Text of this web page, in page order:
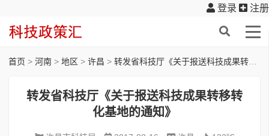
登录 注册
首页 > 河南 > 地区 > 许昌 > 转发省科技厅《关于报送科技成果转移转化基地的通知》
转发省科技厅《关于报送科技成果转移转
化基地的通知》